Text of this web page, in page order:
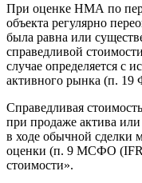
При оценке НМА по
объекта регулярно
была равна или
справедливой
случае определяется с
активного рынка (п.
Справедливая
при продаже актива или
в ходе обычной сделки
оценки (п. 9 МСФО
стоимости».